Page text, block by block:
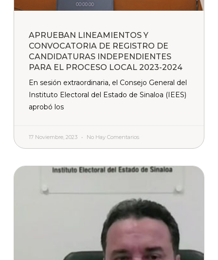
APRUEBAN LINEAMIENTOS Y
CONVOCATORIA DE REGISTRO DE
CANDIDATURAS INDEPENDIENTES
PARA EL PROCESO LOCAL 2023-2024
En sesión extraordinaria, el Consejo General del
Instituto Electoral del Estado de Sinaloa (IEES)
aprobó los
17 Noviembre, 2023 No Hay Comentarios